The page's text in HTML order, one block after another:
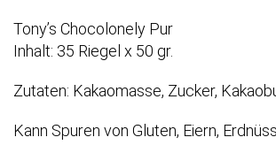
Tony’s Chocolonely Pur
Inhalt: 35 Riegel x 50 gr.
Zutaten: Kakaomasse, Zucker,
Kann Spuren von Gluten, Eiern,